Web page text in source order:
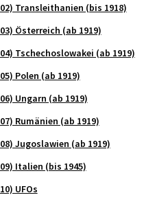
02) Transleithanien (bis 1918)
03) Österreich (ab 1919)
04) Tschechoslowakei (ab 1919)
05) Polen (ab 1919)
06) Ungarn (ab 1919)
07) Rumänien (ab 1919)
08) Jugoslawien (ab 1919)
09) Italien (bis 1945)
10) UFOs